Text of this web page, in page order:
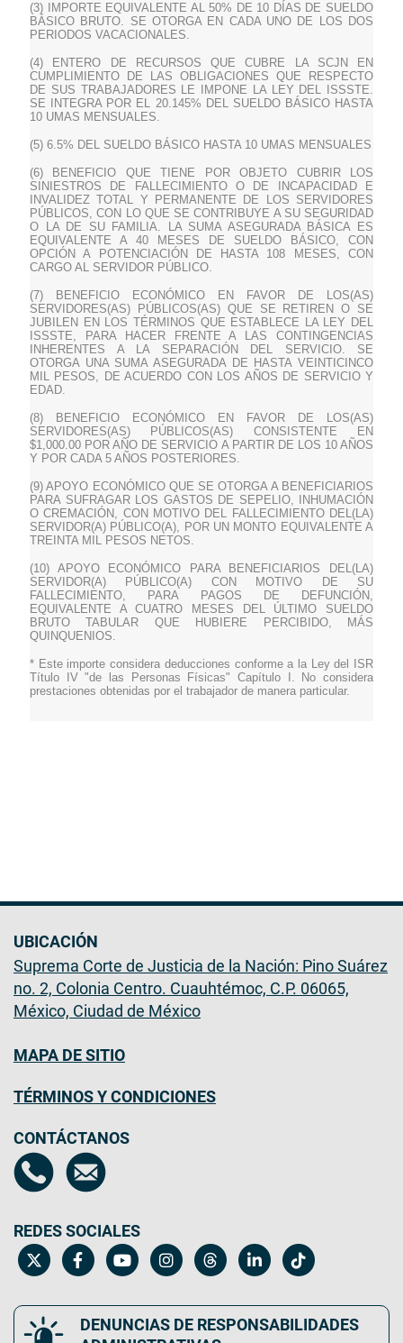
(3) IMPORTE EQUIVALENTE AL 50% DE 10 DÍAS DE SUELDO
BÁSICO BRUTO. SE OTORGA EN CADA UNO DE LOS DOS
PERIODOS VACACIONALES.
(4) ENTERO DE RECURSOS QUE CUBRE LA SCJN EN
CUMPLIMIENTO DE LAS OBLIGACIONES QUE RESPECTO
DE SUS TRABAJADORES LE IMPONE LA LEY DEL ISSSTE.
SE INTEGRA POR EL 20.145% DEL SUELDO BÁSICO HASTA
10 UMAS MENSUALES.
(5) 6.5% DEL SUELDO BÁSICO HASTA 10 UMAS MENSUALES
(6) BENEFICIO QUE TIENE POR OBJETO CUBRIR LOS
SINIESTROS DE FALLECIMIENTO O DE INCAPACIDAD E
INVALIDEZ TOTAL Y PERMANENTE DE LOS SERVIDORES
PÚBLICOS, CON LO QUE SE CONTRIBUYE A SU SEGURIDAD
O LA DE SU FAMILIA. LA SUMA ASEGURADA BÁSICA ES
EQUIVALENTE A 40 MESES DE SUELDO BÁSICO, CON
OPCIÓN A POTENCIACIÓN DE HASTA 108 MESES, CON
CARGO AL SERVIDOR PÚBLICO.
(7) BENEFICIO ECONÓMICO EN FAVOR DE LOS(AS)
SERVIDORES(AS) PÚBLICOS(AS) QUE SE RETIREN O SE
JUBILEN EN LOS TÉRMINOS QUE ESTABLECE LA LEY DEL
ISSSTE, PARA HACER FRENTE A LAS CONTINGENCIAS
INHERENTES A LA SEPARACIÓN DEL SERVICIO. SE
OTORGA UNA SUMA ASEGURADA DE HASTA VEINTICINCO
MIL PESOS, DE ACUERDO CON LOS AÑOS DE SERVICIO Y
EDAD.
(8) BENEFICIO ECONÓMICO EN FAVOR DE LOS(AS)
SERVIDORES(AS) PÚBLICOS(AS) CONSISTENTE EN
$1,000.00 POR AÑO DE SERVICIO A PARTIR DE LOS 10 AÑOS
Y POR CADA 5 AÑOS POSTERIORES.
(9) APOYO ECONÓMICO QUE SE OTORGA A BENEFICIARIOS
PARA SUFRAGAR LOS GASTOS DE SEPELIO, INHUMACIÓN
O CREMACIÓN, CON MOTIVO DEL FALLECIMIENTO DEL(LA)
SERVIDOR(A) PÚBLICO(A), POR UN MONTO EQUIVALENTE A
TREINTA MIL PESOS NETOS.
(10) APOYO ECONÓMICO PARA BENEFICIARIOS DEL(LA)
SERVIDOR(A) PÚBLICO(A) CON MOTIVO DE SU
FALLECIMIENTO, PARA PAGOS DE DEFUNCIÓN,
EQUIVALENTE A CUATRO MESES DEL ÚLTIMO SUELDO
BRUTO TABULAR QUE HUBIERE PERCIBIDO, MÁS
QUINQUENIOS.
* Este importe considera deducciones conforme a la Ley del ISR
Título IV "de las Personas Físicas" Capítulo I. No considera
prestaciones obtenidas por el trabajador de manera particular.
UBICACIÓN
Suprema Corte de Justicia de la Nación: Pino Suárez
no. 2, Colonia Centro. Cuauhtémoc, C.P. 06065,
México, Ciudad de México
MAPA DE SITIO
TÉRMINOS Y CONDICIONES
CONTÁCTANOS
REDES SOCIALES
DENUNCIAS DE RESPONSABILIDADES